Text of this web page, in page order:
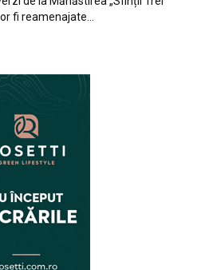
fi reamenajate...